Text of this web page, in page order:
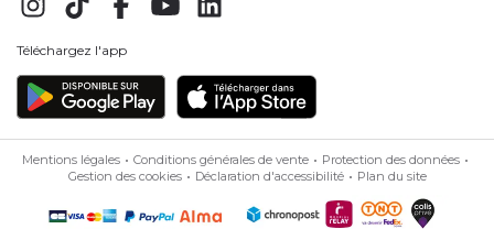
Téléchargez l'app
Mentions légales Conditions générales de vente
Protection des données
Gestion des cookies
Déclaration d'accessibilité Plan du site